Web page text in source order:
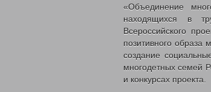
2019 год
2020 год
2021 год
2022 год
Отчеты о
2020 год
Нормативные
«Объединение
находящихся в
Всероссийского
позитивного образа
создание
многодетных семей
и конкурсах проекта.